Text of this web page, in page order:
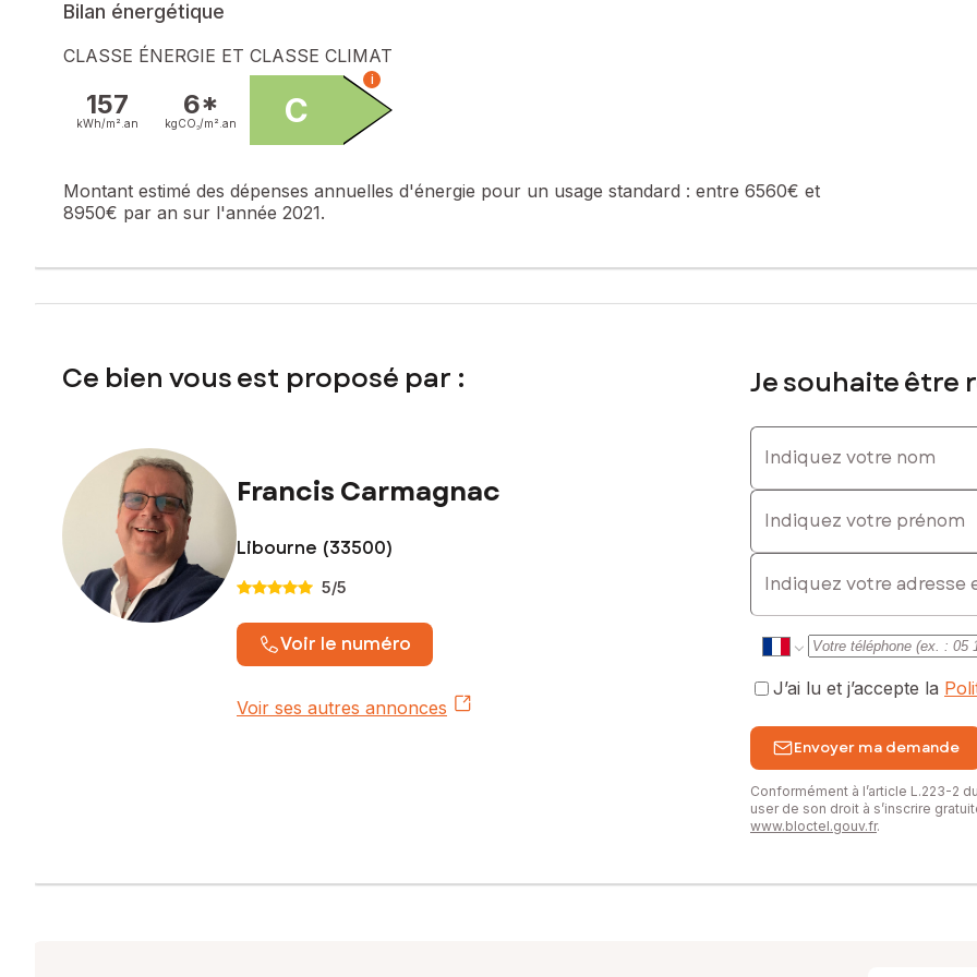
ajoutent à l'exclusivité de cette demeure d'exception.
Les informations sur les risques auxquels ce bien est exposé sont disponibles sur le site Géorisques : www.georisques.gouv.fr
Prix de vente : 1 990 000 €
Honoraires charge vendeur
394 573 570
Bilan énergétique
CLASSE ÉNERGIE ET CLASSE CLIMAT
157
kWh/m². an
6*
kgCO₂/m². an C
i
Montant estimé des dépenses annuelles d'énergie pour un usage standard : entre 6560€ et
8950€ par an sur l'année 2021.
Ce bien vous est proposé par :
Francis Carmagnac
Libourne (33500)
5/5
Voir le numéro
Voir ses autres annonces
Je souhaite être
Indiquez votre nom
Indiquez votre prénom
E-mail
J’ai lu et j’accepte la
Envoyer ma demande
Conformément à l’article L.223-2
user de son droit à s’inscrire
www.bloctel.gouv.fr.